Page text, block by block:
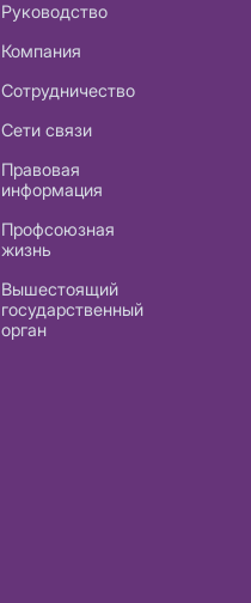
Руководство
Компания
Сотрудничество
Сети связи
Правовая
информация
Профсоюзная
жизнь
Вышестоящий
государственный
орган